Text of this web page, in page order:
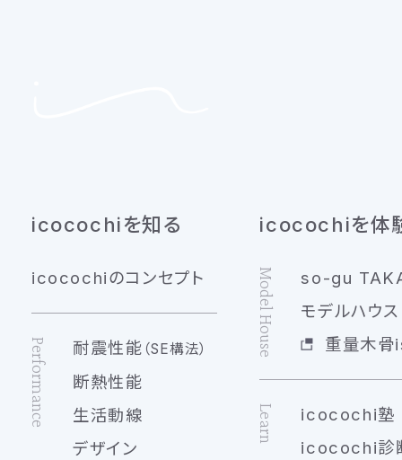
icocochiを知る
icocochiのコンセプト
Performance 耐震性能 （SE構法）
断熱性能
生活動線
デザイン
icocochiを体
Model House
so-gu
モデルハウ
重量木
Learn
icocochi塾
icocochi診